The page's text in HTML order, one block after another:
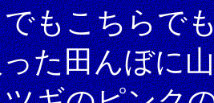
もこちらで
た田んぼに